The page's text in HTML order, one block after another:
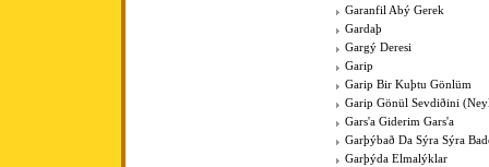
Garanfil Abý Gerek
Gardaþ
Gargý Deresi
Garip
Garip Bir Kuþtu Gönlüm
Garip Gönül Sevdiðini
Gars'a Giderim Gars'a
Garþýbað Da Sýra Sýra
Garþýda Elmalýklar